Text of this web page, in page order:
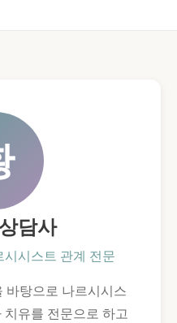
담사
시시스트 관계 전문
바탕으로 나르시시스
치유를 전문으로 하고